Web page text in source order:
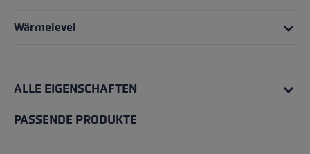
Wärmelevel
ALLE EIGENSCHAFTEN
PASSENDE PRODUKTE